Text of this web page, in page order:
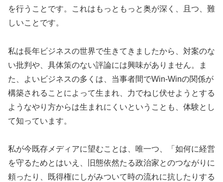
を行うことです。これはもっともっと奥が深く、且つ、難
しいことです。
私は長年ビジネスの世界で生きてきましたから、対案のな
い批判や、具体策のない評論には興味がありません。ま
た、よいビジネスの多くは、当事者間でWin-Winの関係が
構築されることによって生まれ、力でねじ伏せようとする
ようなやり方からは生まれにくいということも、体験とし
て知っています。
私が今既存メディアに望むことは、唯一つ、「如何に経営
を守るためとはいえ、旧態依然たる政治家とのつながりに
頼ったり、既得権にしがみついて時の流れに抗したりする